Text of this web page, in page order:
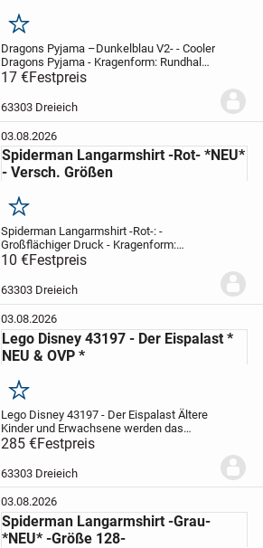
Merken
Dragons Pyjama –Dunkelblau V2- - Cooler
Dragons Pyjama- Kragenform: Rundhals-
mit Rippenbündchen am Halsausschnitt
Hose mit Schlupfbund für bequeme
Passform- Oberteil: 100% Baumwolle;...
17 €Festpreis
63303 Dreieich
03.08.2026
Spiderman Langarmshirt -Rot- *NEU*
- Versch. Größen
Merken
Spiderman Langarmshirt -Rot-: -
Großflächiger Druck- Kragenform:
Rundhals- Single Jersey
weich und hautsympathisch durch 100 %
Baumwolle,- Pflegehinweis:
10 €Festpreis
63303 Dreieich
03.08.2026
Lego Disney 43197 - Der Eispalast *
NEU & OVP *
Merken
Lego Disney 43197 - Der Eispalast Ältere
Kinder und Erwachsene werden das
LEGO® ǀ Disney Modell „Der Eispalast“
(43197) gerne bauen. Das Spielset
beinhaltet ein anspruchsvolles Modell mit
vielen...
285 €Festpreis
63303 Dreieich
03.08.2026
Spiderman Langarmshirt -Grau-
*NEU* -Größe 128-